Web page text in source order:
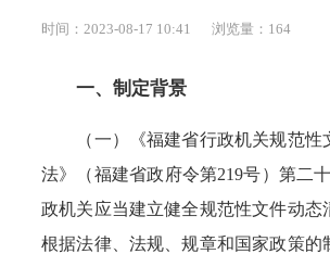
时间：2023-08-17 10:41 浏览量： 164
一、制定背景
（一）《福建省行政机关规范性
法》（福建省政府令第219号）第二
政机关应当建立健全规范性文件动态
根据法律、法规、规章和国家政策的